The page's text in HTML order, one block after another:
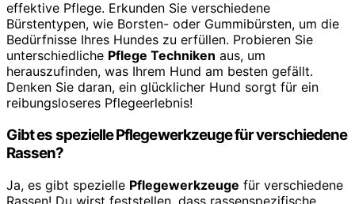
effektive Pflege. Erkunden Sie verschiedene
Bürstentypen, wie Borsten- oder Gummibürsten, um die
Bedürfnisse Ihres Hundes zu erfüllen. Probieren Sie
unterschiedliche Pflege Techniken aus, um
herauszufinden, was Ihrem Hund am besten gefällt.
Denken Sie daran, ein glücklicher Hund sorgt für ein
reibungsloseres Pflegeerlebnis!
Gibt es spezielle Pflegewerkzeuge für verschiedene
Rassen?
Ja, es gibt spezielle Pflegewerkzeuge für verschiedene
Rassen! Du wirst feststellen, dass rassenspezifische